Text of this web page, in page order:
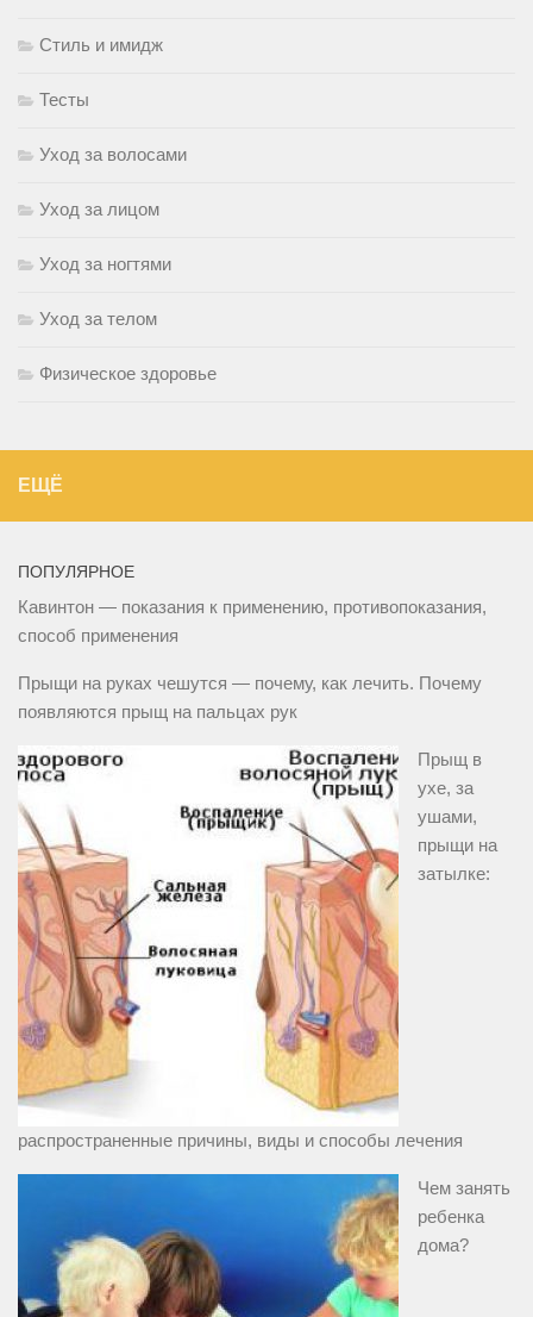
Стиль и имидж
Тесты
Уход за волосами
Уход за лицом
Уход за ногтями
Уход за телом
Физическое здоровье
ЕЩЁ
ПОПУЛЯРНОЕ
Кавинтон — показания к применению, противопоказания,
способ применения
Прыщи на руках чешутся — почему, как лечить. Почему
появляются прыщ на пальцах рук
Прыщ в
ухе, за
ушами,
прыщи на
затылке:
распространенные причины, виды и способы лечения
Чем занять
ребенка
дома?